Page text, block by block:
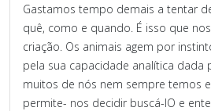
Gastamos tempo demais a tentar
quê, como e quando. É isso que
criação. Os animais agem por
pela sua capacidade analítica dada
muitos de nós nem sempre temos
permite- nos decidir buscá-lO e